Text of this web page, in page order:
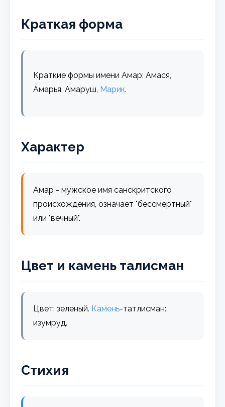
Краткая форма
Краткие формы имени Амар: Амася,
Амарья, Амаруш, Марик.
Характер
Амар - мужское имя санскритского
происхождения, означает "бессмертный"
или "вечный".
Цвет и камень талисман
Цвет: зеленый. Камень-татлисман:
изумруд.
Стихия